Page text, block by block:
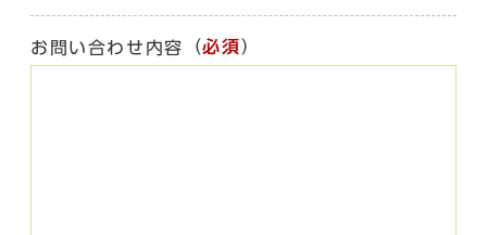
お問い合わせ内容 （必須）